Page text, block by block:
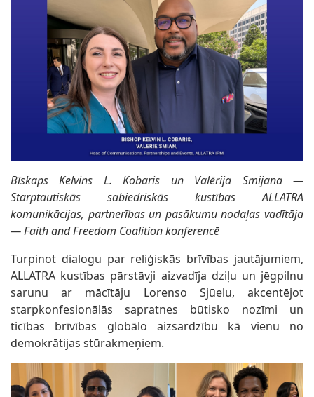
Bīskaps Kelvins L. Kobaris un Valērija Smijana —
Starptautiskās sabiedriskās kustības ALLATRA
komunikācijas, partnerības un pasākumu nodaļas vadītāja
— Faith and Freedom Coalition konferencē
Turpinot dialogu par reliģiskās brīvības jautājumiem,
ALLATRA kustības pārstāvji aizvadīja dziļu un jēgpilnu
sarunu ar mācītāju Lorenso Sjūelu, akcentējot
starpkonfesionālās sapratnes būtisko nozīmi un
ticības brīvības globālo aizsardzību kā vienu no
demokrātijas stūrakmeņiem.